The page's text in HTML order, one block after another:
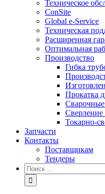
Техническое
ConSite
Global e-Service
Техническая
Расширенная
Оптимальная
Производство
Гибка
Прокатка
Сверление
Токарно-
Запчасти
Контакты
Поставщикам
Тендеры
Результат
поиска: